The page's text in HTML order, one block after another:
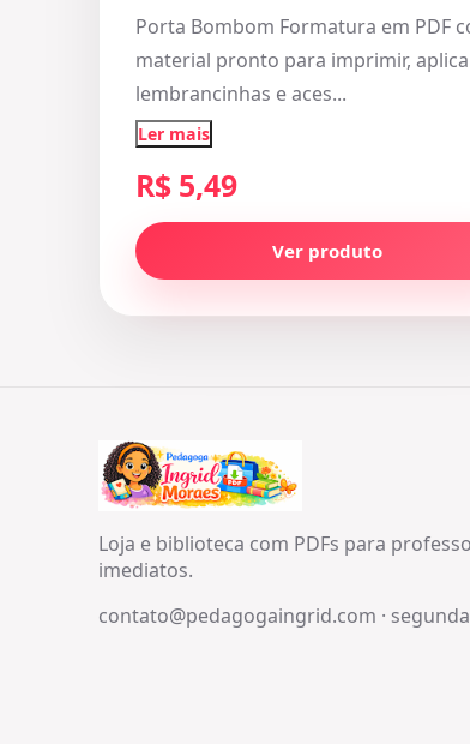
Porta Bombom Formatura em PDF
material pronto para imprimir,
lembrancinhas e aces...
Ler mais
R$ 5,49
Ver produto
Loja e biblioteca com PDFs para
imediatos.
contato@pedagogaingrid.com ·